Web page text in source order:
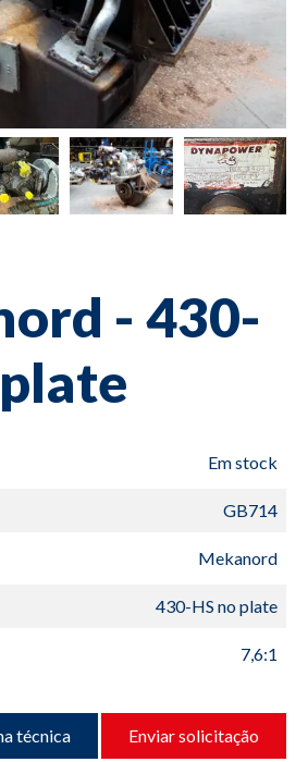
- 430-
Em stock
GB714
Mekanord
430-HS no plate
7,6:1
técnica Enviar solicitação